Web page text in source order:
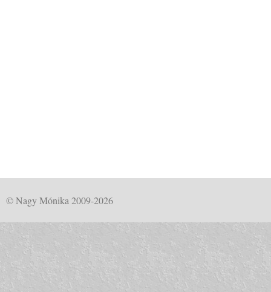
© Nagy Mónika 2009-2026